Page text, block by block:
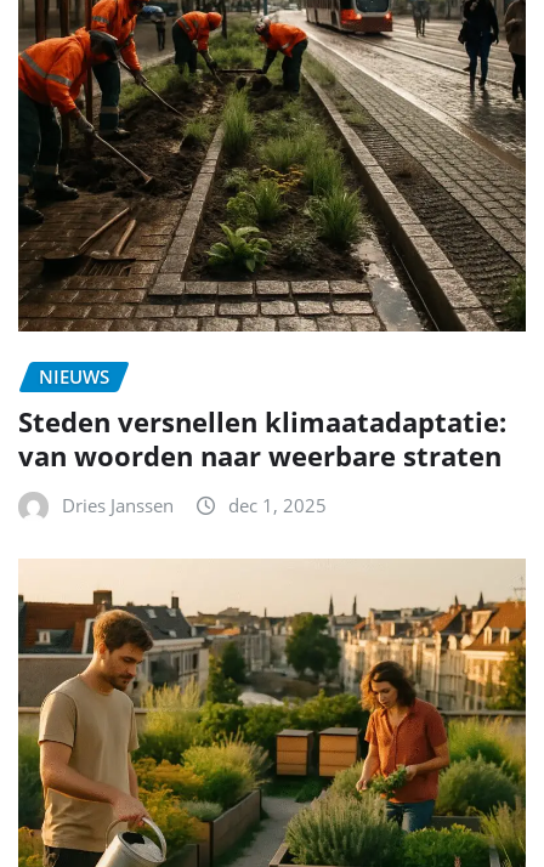
NIEUWS
Steden versnellen klimaatadaptatie:
van woorden naar weerbare straten
Dries Janssen dec 1, 2025